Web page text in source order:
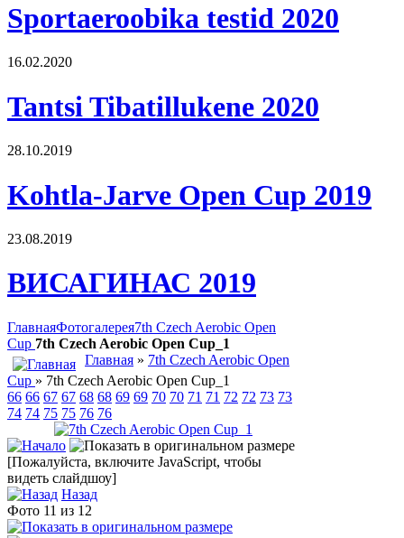
Sportaeroobika testid 2020
16.02.2020
Tantsi Tibatillukene 2020
28.10.2019
Kohtla-Jarve Open Cup 2019
23.08.2019
ВИСАГИНАС 2019
ГлавнаяФотогалерея7th Czech Aerobic Open
Cup 7th Czech Aerobic Open Cup_1
Главная » 7th Czech Aerobic Open
Cup » 7th Czech Aerobic Open Cup_1
66 66 67 67 68 68 69 69 70 70 71 71 72 72 73 73
74 74 75 75 76 76
[Пожалуйста, включите JavaScript, чтобы
видеть слайдшоу]
Назад
Фото 11 из 12